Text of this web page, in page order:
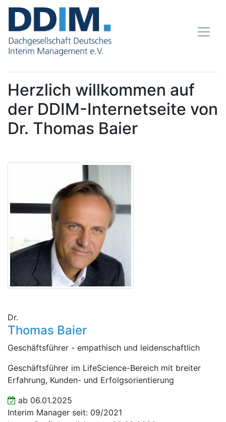
Herzlich willkommen auf
der DDIM-Internetseite von
Dr. Thomas Baier
Dr.
Thomas Baier
Geschäftsführer - empathisch und leidenschaftlich
Geschäftsführer im LifeScience-Bereich mit breiter
Erfahrung, Kunden- und Erfolgsorientierung
ab 06.01.2025
Interim Manager seit: 09/2021